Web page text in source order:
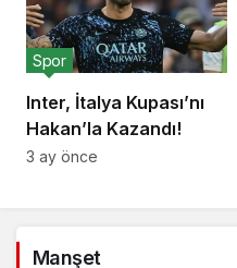
Inter, İtalya Kupası’nı
Hakan’la Kazandı!
Spor
3 ay önce
Manşet